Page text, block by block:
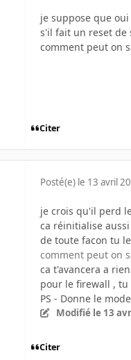
je suppose que
s'il fait un reset de
comment peut on
Citer
Posté(e) le 13 avril
je crois qu'il perd
ca réinitialise
de toute facon tu
comment peut on
ca t'avancera a
pour le firewall ,
PS - Donne le
Modifié le 13
Citer